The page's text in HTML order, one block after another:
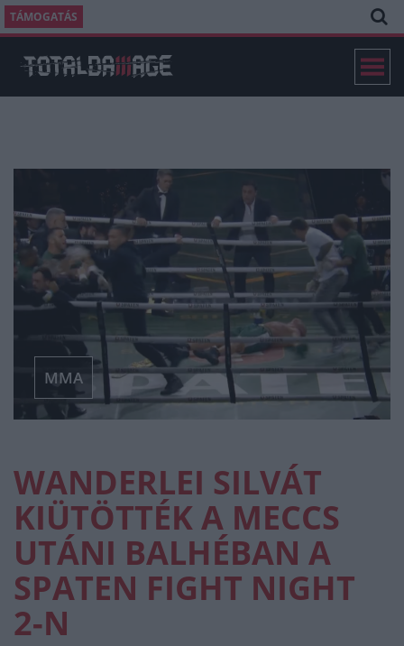
TÁMOGATÁS
MMA
WANDERLEI SILVÁT
KIÜTÖTTÉK A MECCS
UTÁNI BALHÉBAN A
SPATEN FIGHT NIGHT
2-N